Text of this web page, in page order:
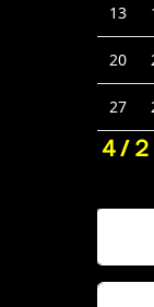
13
20
27
４/